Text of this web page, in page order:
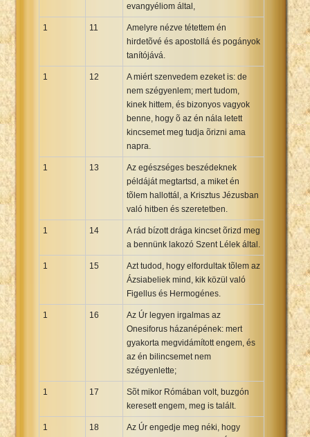
evangyéliom által,
1 11
Amelyre nézve tétettem én
hirdetõvé és apostollá és pogányok
tanítójává.
1 12
A miért szenvedem ezeket is: de
nem szégyenlem; mert tudom,
kinek hittem, és bizonyos vagyok
benne, hogy õ az én nála letett
kincsemet meg tudja õrizni ama
napra.
1 13
Az egészséges beszédeknek
példáját megtartsd, a miket én
tõlem hallottál, a Krisztus Jézusban
való hitben és szeretetben.
1 14
A rád bízott drága kincset õrizd meg
a bennünk lakozó Szent Lélek által.
1 15
Azt tudod, hogy elfordultak tõlem az
Ázsiabeliek mind, kik közül való
Figellus és Hermogénes.
1 16
Az Úr legyen irgalmas az
Onesiforus házanépének: mert
gyakorta megvidámított engem, és
az én bilincsemet nem
szégyenlette;
1 17
Sõt mikor Rómában volt, buzgón
keresett engem, meg is talált.
1 18
Az Úr engedje meg néki, hogy